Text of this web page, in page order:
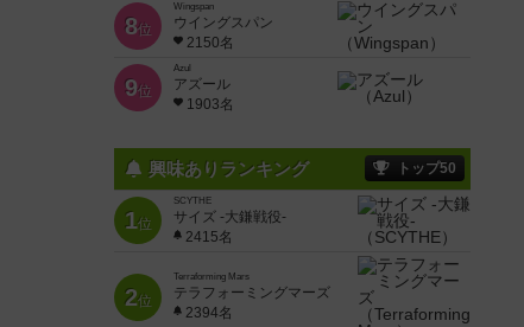
8位
Wingspan
ウイングスパン
2150名
9位
Azul
アズール
1903名
興味ありランキング トップ50
1位
SCYTHE
サイズ -大鎌戦役-
2415名
2位
Terraforming Mars
テラフォーミングマーズ
2394名